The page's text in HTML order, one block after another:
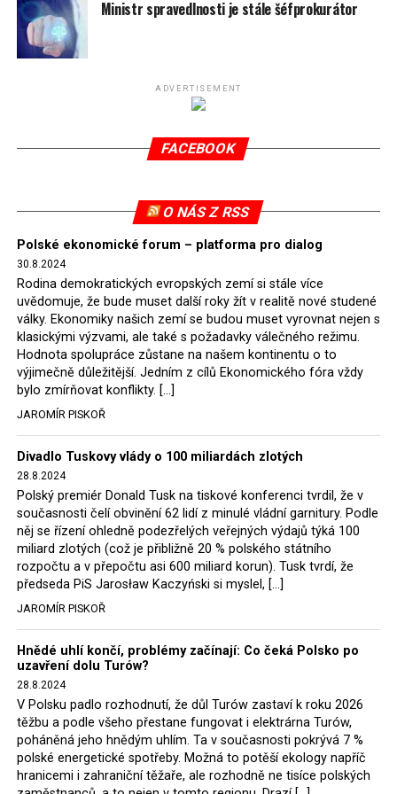
spotřeby.
Připomeňme, že ukončení těžby hnědého uhlí pro
(SDEU) v souvislosti se stížnostmi českých samospráv
verdiktem španělské soudkyně Rosario Silva de Lapureta
tomuto rozhodnutí nevyhověla, proto na žádost
2022, než byl tento případ z důvodu uzavření dohody
Polska s Českou republikou o odstranění příčin sporu o
důl Turów vymazán z rejstříku tribunálu. Celkem si
Polsko nechalo z přiznaných evropských fondů odečíst
asi 70 milionů eur na pokutách a 45 milionů eur
zaplatilo jako odškodnění České republice – ale jak důl,
tak elektrárna nadále fungovaly. Už tehdy zástupci
tehdejší opozice a dnes vládnoucí koalice, jako
místopředseda Občanské platformy (PO) Rafał
Hołownia, přímo řekli, že by se polská vláda měla
tomuto rozhodnutí podřídit.
Rozhodnutí polského ministra spravedlnosti jistě potěší
německé, české a polské ekology, ale i těžaře. Je těžké si
představit, že by o takové věci rozhodoval sám ministr
Bodnar. Musel získat politický souhlas vládnoucí koalice.
Stále jsou totiž platné argumenty Morawieckého vlády,
že důl i elektrárna jsou – kromě zabezpečování cca 7 %
polského energetického mixu – klíčovými podniky, spolu
se svými dceřinými společnostmi zaměstnávají cca pět
tisíc lidí. Navíc s činností dolu a elektrárny nepřímo
souvisí dalších několik desítek tisíc pracovních míst v
regionu. Zelená politika ale opět zvítězila.
Rozhodnutí polského ministra spravedlnosti jistě potěší
Ministr spravedlnosti je stále šéfprokurátor
ADVERTISEMENT
FACEBOOK
O NÁS Z RSS
Polské ekonomické forum – platforma pro dialog
30.8.2024
Rodina demokratických evropských zemí si stále více
uvědomuje, že bude muset další roky žít v realitě nové studené
války. Ekonomiky našich zemí se budou muset vyrovnat nejen s
klasickými výzvami, ale také s požadavky válečného režimu.
Hodnota spolupráce zůstane na našem kontinentu o to
výjimečně důležitější. Jedním z cílů Ekonomického fóra vždy
bylo zmírňovat konflikty. […]
JAROMÍR PISKOŘ
Divadlo Tuskovy vlády o 100 miliardách zlotých
28.8.2024
Polský premiér Donald Tusk na tiskové konferenci tvrdil, že v
současnosti čelí obvinění 62 lidí z minulé vládní garnitury. Podle
něj se řízení ohledně podezřelých veřejných výdajů týká 100
miliard zlotých (což je přibližně 20 % polského státního
rozpočtu a v přepočtu asi 600 miliard korun). Tusk tvrdí, že
předseda PiS Jarosław Kaczyński si myslel, […]
JAROMÍR PISKOŘ
Hnědé uhlí končí, problémy začínají: Co čeká Polsko po
uzavření dolu Turów?
28.8.2024
V Polsku padlo rozhodnutí, že důl Turów zastaví k roku 2026
těžbu a podle všeho přestane fungovat i elektrárna Turów,
poháněná jeho hnědým uhlím. Ta v současnosti pokrývá 7 %
polské energetické spotřeby. Možná to potěší ekology napříč
hranicemi i zahraniční těžaře, ale rozhodně ne tisíce polských